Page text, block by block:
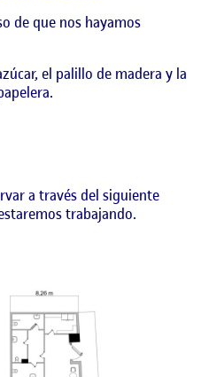
de que nos hayamos
el palillo de madera y la
a través del siguiente
trabajando.